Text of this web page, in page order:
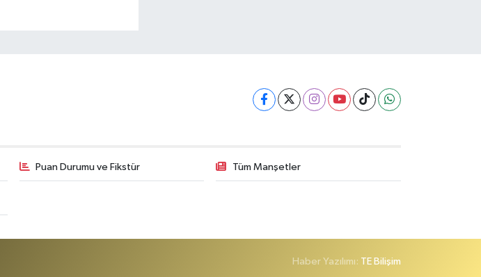
Puan Durumu ve Fikstür Tüm Manşetler
Haber Yazılımı: TE Bilişim